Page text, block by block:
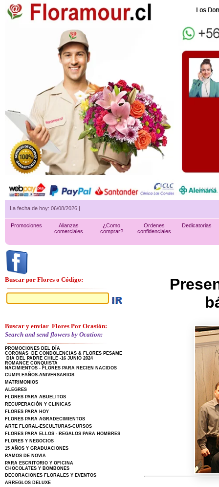
La fecha de hoy: 06/08/2026 |
Promociones
Alianzas
comerciales
¿Como
comprar?
Ordenes
confidenciales
Dedicatorias
Buscar por Flores o Código:
Buscar y enviar Flores Por Ocasión:
Search and send flowers by Ocation:
PROMOCIONES DEL DÍA
CORONAS DE CONDOLENCIAS & FLORES PESAME
DIA DEL PADRE CHILE -16 JUNIO 2024
ROMANCE CONQUISTA
NACIMIENTOS - FLORES PARA RECIEN NACIDOS
CUMPLEAÑOS-ANIVERSARIOS
MATRIMONIOS
ALEGRES
FLORES PARA ABUELITOS
RECUPERACIÓN Y CLINICAS
FLORES PARA HOY
FLORES PARA AGRADECIMIENTOS
ARTE FLORAL-ESCULTURAS-CURSOS
FLORES PARA ELLOS - REGALOS PARA HOMBRES
FLORES Y NEGOCIOS
15 AÑOS Y GRADUACIONES
RAMOS DE NOVIA
PARA ESCRITORIO Y OFICINA
CHOCOLATES Y BOMBONES
DECORACIONES FLORALES Y EVENTOS
ARREGLOS DELUXE